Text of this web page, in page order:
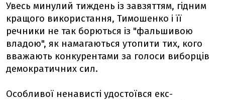
Увесь минулий тиждень із завзяттям, гідним
кращого використання, Тимошенко і її
речники не так борються із "фальшивою
владою", як намагаються утопити тих, кого
вважають конкурентами за голоси виборців
демократичних сил.
Особливої ненависті удостоївся екс-